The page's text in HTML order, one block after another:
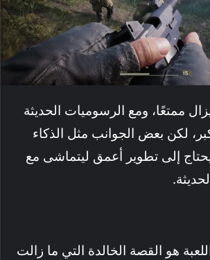
ممتعًا، ومع الرسوميات الحديثة
لكن بعض الجوانب مثل الذكاء
إلى تطوير أعمق ليتماشى مع
هو القصة الخالدة التي ما زالت